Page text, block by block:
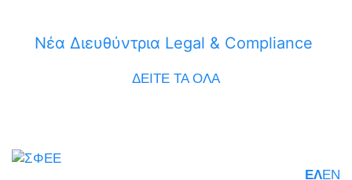
Νέα Διευθύντρια Legal & Compliance
ΔΕΙΤΕ ΤΑ ΟΛΑ
ΕΛEN